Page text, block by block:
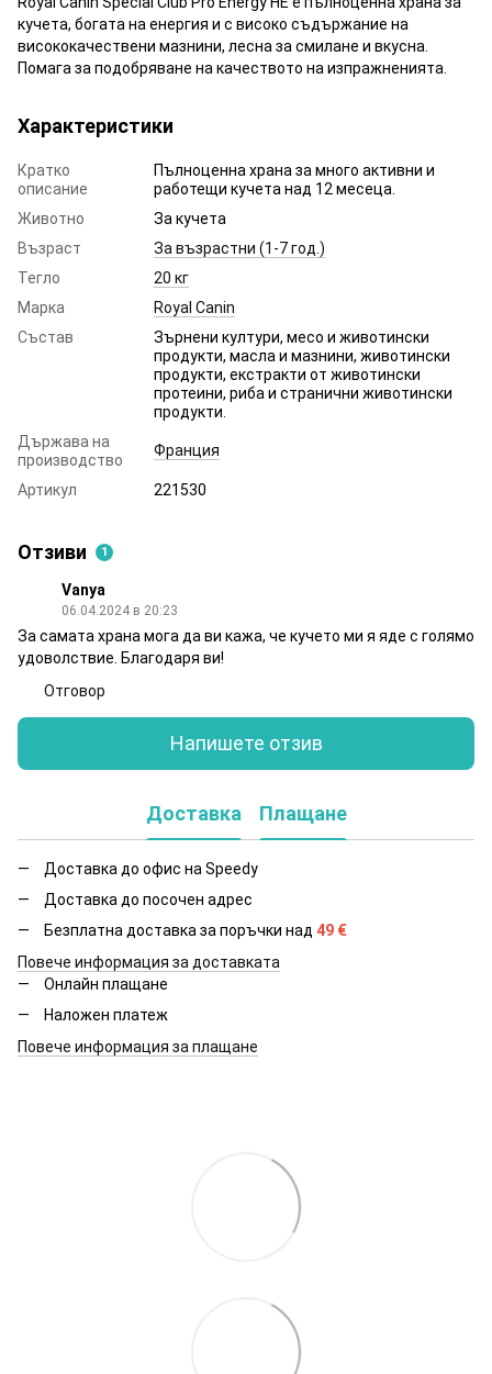
кучета, богата на енергия и с високо съдържание на
висококачествени мазнини, лесна за смилане и вкусна.
Помага за подобряване на качеството на изпражненията.
Характеристики
Кратко
описание
Пълноценна храна за много активни и
работещи кучета над 12 месеца.
Животно
За кучета
Възраст
За възрастни (1-7 год.)
Тегло
20 кг
Марка
Royal Canin
Състав
Зърнени култури, месо и животински
продукти, масла и мазнини, животински
продукти, екстракти от животински
протеини, риба и странични животински
продукти.
Държава на
производство
Франция
Артикул 221530
Отзиви 1
Vanya
06.04.2024 в 20:23
За самата храна мога да ви кажа, че кучето ми я яде с голямо
удоволствие. Благодаря ви!
Отговор
Напишете отзив
Доставка Плащане
Доставка до офис на Speedy
Доставка до посочен адрес
Безплатна доставка за поръчки над 49 €
Повече информация за доставката
Онлайн плащане
Наложен платеж
Повече информация за плащане